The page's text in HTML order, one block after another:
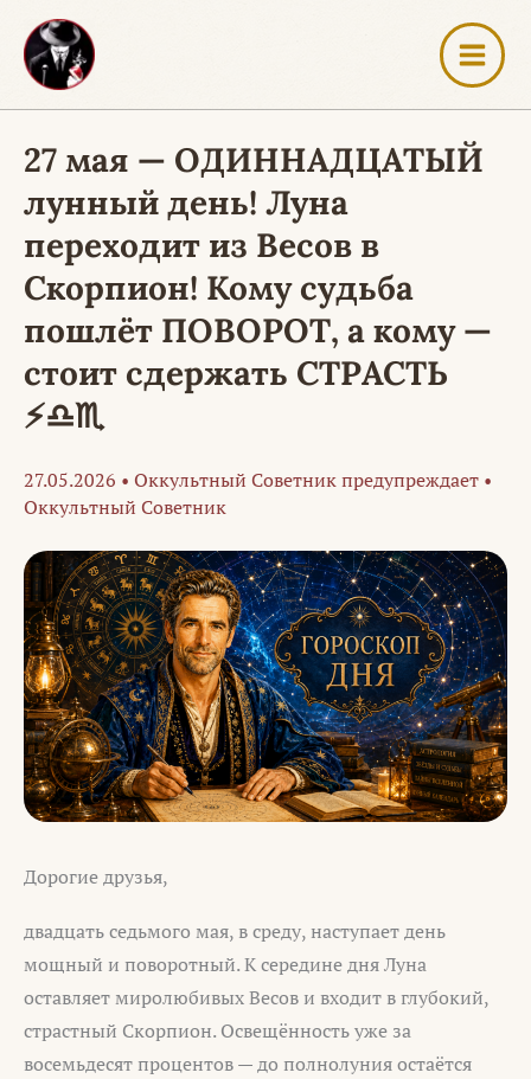
Перейти
содержимому
27 мая — ОДИННАДЦАТЫЙ
лунный день! Луна
переходит из Весов в
Скорпион! Кому судьба
пошлёт ПОВОРОТ, а кому —
стоит сдержать СТРАСТЬ
⚡♎♏
27.05.2026 • Оккультный Советник предупреждает •
Оккультный Советник
Дорогие друзья,
двадцать седьмого мая, в среду, наступает день
мощный и поворотный. К середине дня Луна
оставляет миролюбивых Весов и входит в глубокий,
страстный Скорпион. Освещённость уже за
восемьдесят процентов — до полнолуния остаётся